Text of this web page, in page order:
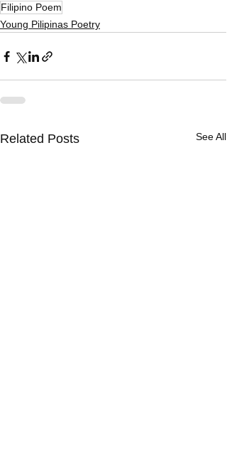
Filipino Poem
Young Pilipinas Poetry
Related Posts See All